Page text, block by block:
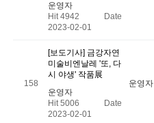
운영자
Hit 4942
Date
2023-02-01
158
[보도기사] 금강자연
미술비엔날레 '또, 다
시 야생' 작품展
운영자
Hit 5006
Date
2023-02-01
운영자